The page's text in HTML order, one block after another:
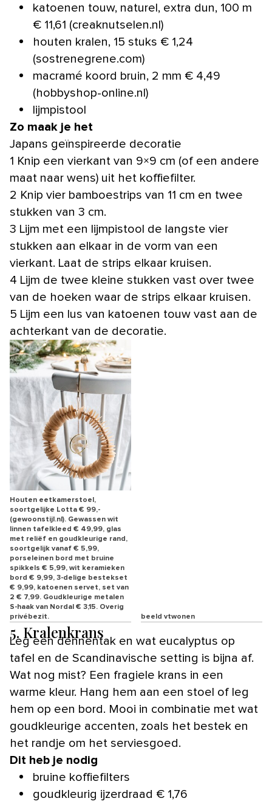
katoenen touw, naturel, extra dun, 100 m
€ 11,61 (creaknutselen.nl)
houten kralen, 15 stuks € 1,24
(sostrenegrene.com)
macramé koord bruin, 2 mm € 4,49
(hobbyshop-online.nl)
lijmpistool
Zo maak je het
Japans geïnspireerde decoratie
1 Knip een vierkant van 9×9 cm (of een andere
maat naar wens) uit het koffiefilter.
2 Knip vier bamboestrips van 11 cm en twee
stukken van 3 cm.
3 Lijm met een lijmpistool de langste vier
stukken aan elkaar in de vorm van een
vierkant. Laat de strips elkaar kruisen.
4 Lijm de twee kleine stukken vast over twee
van de hoeken waar de strips elkaar kruisen.
5 Lijm een lus van katoenen touw vast aan de
achterkant van de decoratie.
Houten eetkamerstoel,
soortgelijke Lotta € 99,-
(gewoonstijl.nl). Gewassen wit
linnen tafelkleed € 49,99, glas
met reliëf en goudkleurige rand,
soortgelijk vanaf € 5,99,
porseleinen bord met bruine
spikkels € 5,99, wit keramieken
bord € 9,99, 3-delige bestekset
€ 9,99, katoenen servet, set van
2 € 7,99. Goudkleurige metalen
S-haak van Nordal € 3,15. Overig
privébezit.
beeld vtwonen
5. Kralenkrans
Leg een dennentak en wat eucalyptus op
tafel en de Scandinavische setting is bijna af.
Wat nog mist? Een fragiele krans in een
warme kleur. Hang hem aan een stoel of leg
hem op een bord. Mooi in combinatie met wat
goudkleurige accenten, zoals het bestek en
het randje om het serviesgoed.
Dit heb je nodig
bruine koffiefilters
goudkleurig ijzerdraad € 1,76